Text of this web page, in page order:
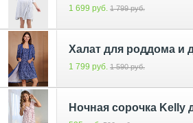
1 699 руб. 1 799 руб.
1 799 руб. 1 590 руб.